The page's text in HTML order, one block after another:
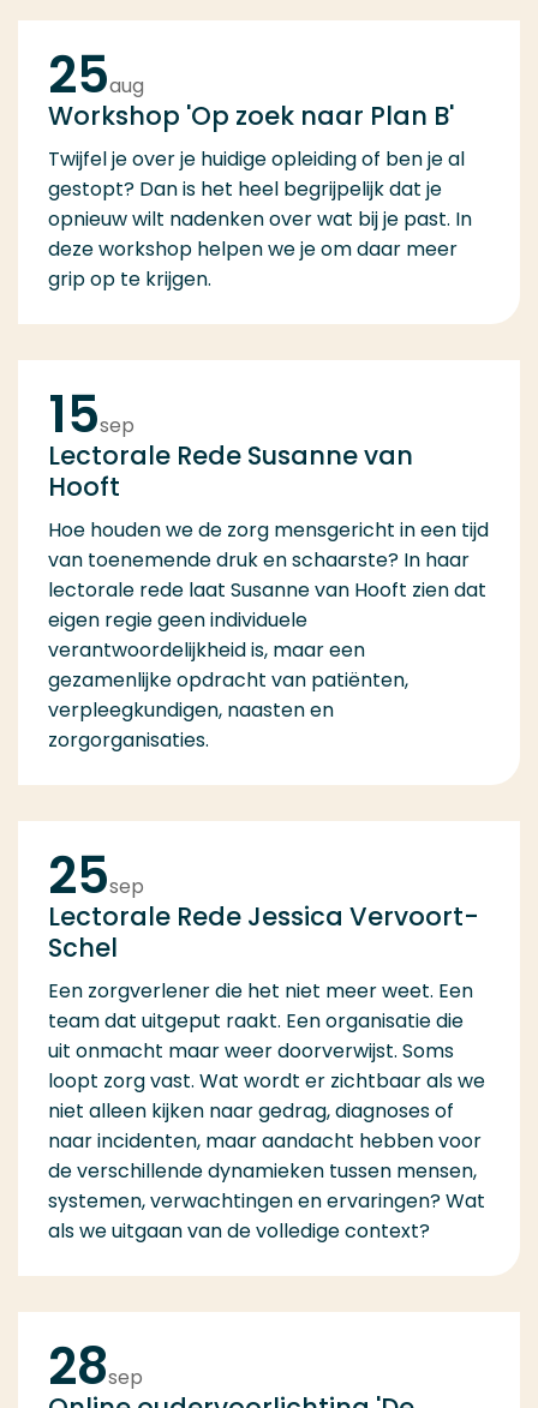
Workshop 'Op zoek naar Plan B'
Twijfel je over je huidige opleiding of ben je al
gestopt? Dan is het heel begrijpelijk dat je
opnieuw wilt nadenken over wat bij je past. In
deze workshop helpen we je om daar meer
grip op te krijgen.
25aug
Lectorale Rede Susanne van
Hooft
Hoe houden we de zorg mensgericht in een tijd
van toenemende druk en schaarste? In haar
lectorale rede laat Susanne van Hooft zien dat
eigen regie geen individuele
verantwoordelijkheid is, maar een
gezamenlijke opdracht van patiënten,
verpleegkundigen, naasten en
zorgorganisaties.
15sep
Lectorale Rede Jessica Vervoort-
Schel
Een zorgverlener die het niet meer weet. Een
team dat uitgeput raakt. Een organisatie die
uit onmacht maar weer doorverwijst. Soms
loopt zorg vast. Wat wordt er zichtbaar als we
niet alleen kijken naar gedrag, diagnoses of
naar incidenten, maar aandacht hebben voor
de verschillende dynamieken tussen mensen,
systemen, verwachtingen en ervaringen? Wat
als we uitgaan van de volledige context?
25sep
28sep